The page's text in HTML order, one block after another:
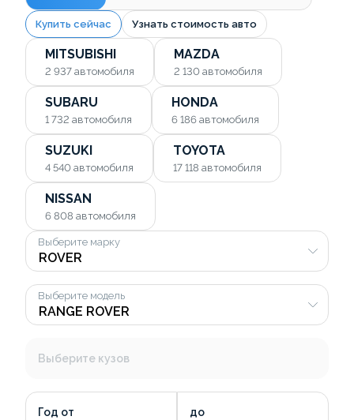
Купить сейчас Узнать стоимость авто
MITSUBISHI
2 937 автомобиля
MAZDA
2 130 автомобиля
SUBARU
1 732 автомобиля
HONDA
6 186 автомобиля
SUZUKI
4 540 автомобиля
TOYOTA
17 118 автомобиля
NISSAN
6 808 автомобиля
Выберите марку
Выберите модель
Выберите кузов
Год от до